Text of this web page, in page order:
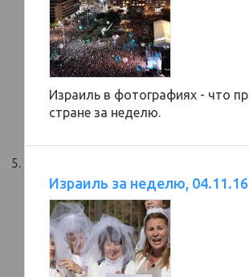
Израиль в фотографиях - что
стране за неделю.
Израиль за неделю, 04.11.16